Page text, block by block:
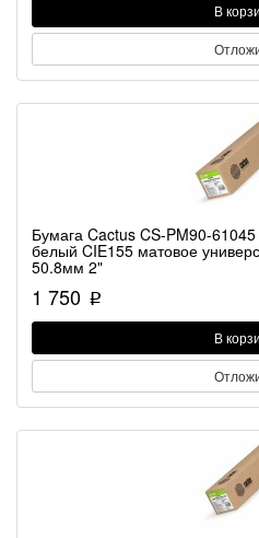
В
Бумага Cactus CS-PM90-
белый CIE155 матовое
50.8мм 2"
1 750 p
В